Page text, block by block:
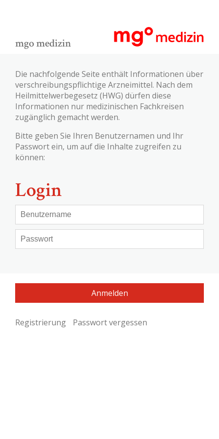
mgo medizin
Die nachfolgende Seite enthält Informationen über
verschreibungspflichtige Arzneimittel. Nach dem
Heilmittelwerbegesetz (HWG) dürfen diese
Informationen nur medizinischen Fachkreisen
zugänglich gemacht werden.
Bitte geben Sie Ihren Benutzernamen und Ihr
Passwort ein, um auf die Inhalte zugreifen zu
können:
Login
Registrierung Passwort vergessen